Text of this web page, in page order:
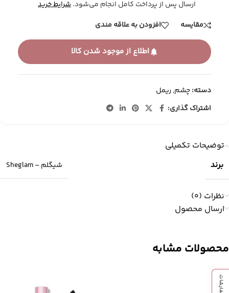
ارسال پس از پرداخت کامل انجام می‌شود.شرایط خرید
مقایسه
افزودن به علاقه مندی
اطلاع از موجود شدن کالا
دسته:چشم,ریمل
اشتراک گذاری:
توضیحات تکمیلی
برند
شیگلم – Sheglam
نظرات (0)
ارسال محصول
محصولات مشابه